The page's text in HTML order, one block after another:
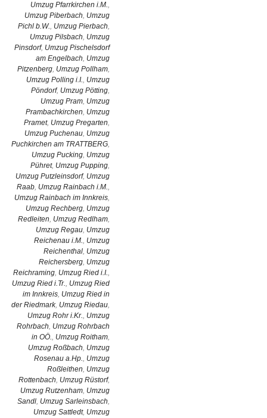
Umzug Pfarrkirchen i.M.,
Umzug Piberbach, Umzug
Pichl b.W., Umzug Pierbach,
Umzug Pilsbach, Umzug
Pinsdorf, Umzug Pischelsdorf
am Engelbach, Umzug
Pitzenberg, Umzug Pollham,
Umzug Polling i.I., Umzug
Pöndorf, Umzug Pötting,
Umzug Pram, Umzug
Prambachkirchen, Umzug
Pramet, Umzug Pregarten,
Umzug Puchenau, Umzug
Puchkirchen am TRATTBERG,
Umzug Pucking, Umzug
Pühret, Umzug Pupping,
Umzug Putzleinsdorf, Umzug
Raab, Umzug Rainbach i.M.,
Umzug Rainbach im Innkreis,
Umzug Rechberg, Umzug
Redleiten, Umzug Redlham,
Umzug Regau, Umzug
Reichenau i.M., Umzug
Reichenthal, Umzug
Reichersberg, Umzug
Reichraming, Umzug Ried i.I.,
Umzug Ried i.Tr., Umzug Ried
im Innkreis, Umzug Ried in
der Riedmark, Umzug Riedau,
Umzug Rohr i.Kr., Umzug
Rohrbach, Umzug Rohrbach
in OÖ., Umzug Roitham,
Umzug Roßbach, Umzug
Rosenau a.Hp., Umzug
Roßleithen, Umzug
Rottenbach, Umzug Rüstorf,
Umzug Rutzenham, Umzug
Sandl, Umzug Sarleinsbach,
Umzug Sattledt, Umzug